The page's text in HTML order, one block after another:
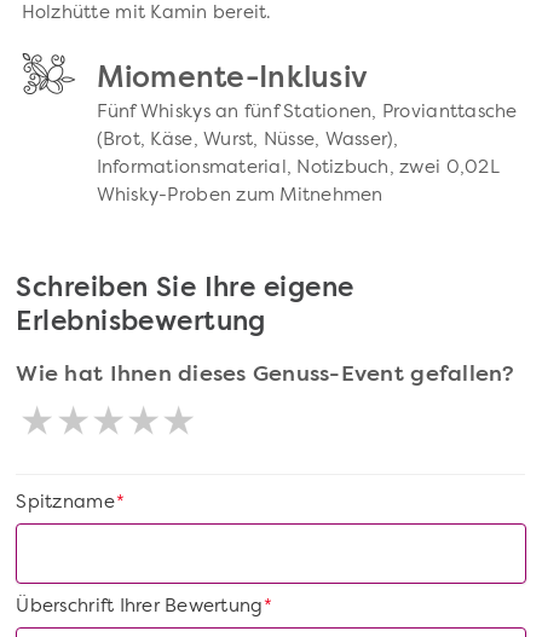
Holzhütte mit Kamin bereit.
Miomente-Inklusiv
Fünf Whiskys an fünf Stationen, Provianttasche
(Brot, Käse, Wurst, Nüsse, Wasser),
Informationsmaterial, Notizbuch, zwei 0,02L
Whisky-Proben zum Mitnehmen
Schreiben Sie Ihre eigene
Erlebnisbewertung
Wie hat Ihnen dieses Genuss-Event gefallen?
*
Spitzname
*
Überschrift Ihrer Bewertung